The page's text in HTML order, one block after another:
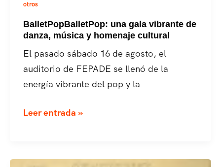
otros
BalletPopBalletPop: una gala vibrante de
danza, música y homenaje cultural
El pasado sábado 16 de agosto, el
auditorio de FEPADE se llenó de la
energía vibrante del pop y la
BalletPopBalletPop:
vibrante
Leer entrada »